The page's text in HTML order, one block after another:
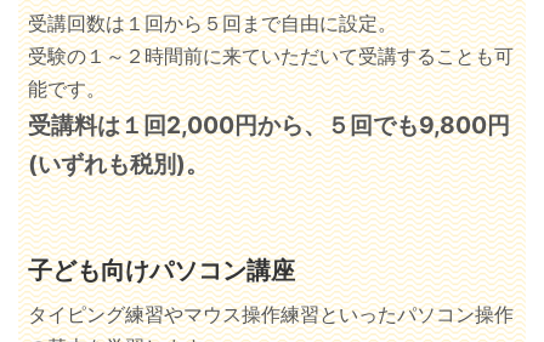
受講回数は１回から５回まで自由に設定。
受験の１～２時間前に来ていただいて受講することも可
能です。
受講料は１回2,000円から、５回でも9,800円
(いずれも税別)。
子ども向けパソコン講座
タイピング練習やマウス操作練習といったパソコン操作